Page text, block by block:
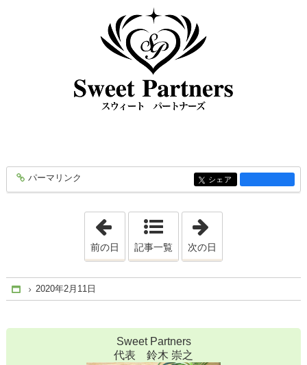
entry1517
パーマリンク entry1517
シェア
「2020年2月 9日」
前の日 記事一覧 次の日
Home
2020年2月11日
Sweet Partners
代表 鈴木 崇之